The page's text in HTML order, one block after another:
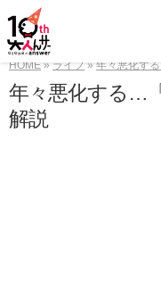
HOME ライフ 年々悪化す
年々悪化する…
解説